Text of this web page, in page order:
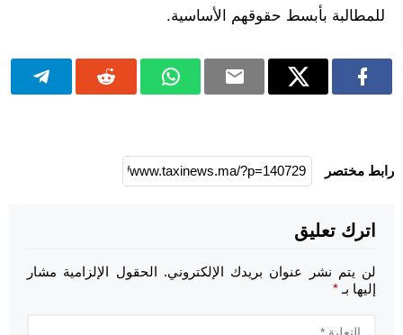
للمطالبة بأبسط حقوقهم الأساسية.
رابط مختصر
اترك تعليق
لن يتم نشر عنوان بريدك الإلكتروني. الحقول الإلزامية مشار
إليها بـ *